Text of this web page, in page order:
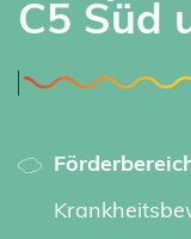
C5 Süd